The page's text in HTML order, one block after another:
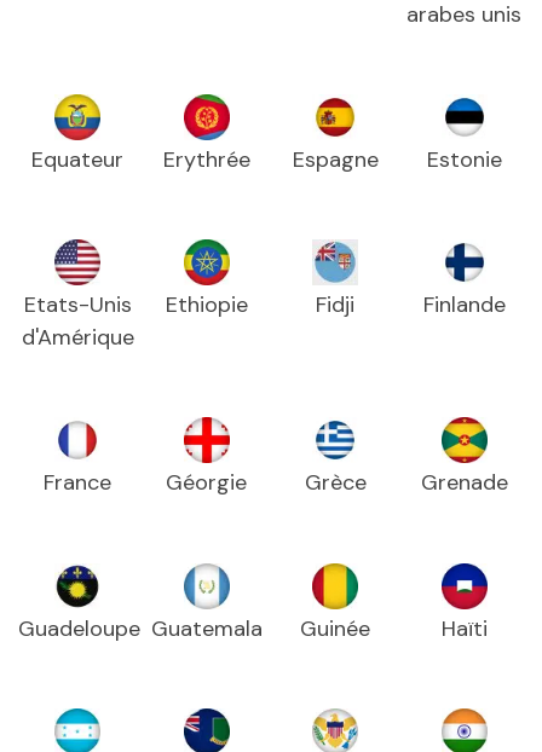
arabes unis
Equateur Erythrée Espagne Estonie
Etats-Unis
d'Amérique
Ethiopie Fidji Finlande
France Géorgie Grèce Grenade
Guadeloupe Guatemala Guinée Haïti